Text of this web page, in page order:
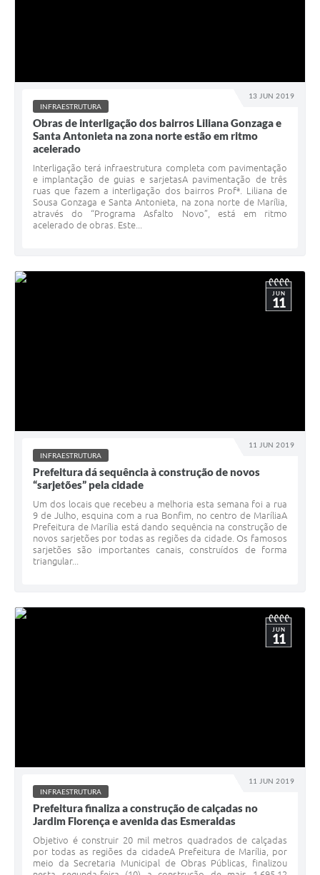
13 JUN 2019
INFRAESTRUTURA
Obras de interligação dos bairros Liliana Gonzaga e
Santa Antonieta na zona norte estão em ritmo
acelerado
Interligação terá infraestrutura completa com pavimentação
e implantação de guias e sarjetasA pavimentação de três
ruas que fazem a interligação dos bairros Profª. Liliana de
Sousa Gonzaga e Santa Antonieta, na zona norte de Marília,
através do “Programa Asfalto Novo”, está em ritmo
acelerado de obras. Este...
11 JUN 2019
JUN
11
INFRAESTRUTURA
Prefeitura dá sequência à construção de novos
“sarjetões” pela cidade
Um dos locais que recebeu a melhoria esta semana foi a rua
9 de Julho, esquina com a rua Bonfim, no centro de MaríliaA
Prefeitura de Marília está dando sequência na construção de
novos sarjetões por todas as regiões da cidade. Os famosos
sarjetões são importantes canais, construídos de forma
triangular...
11 JUN 2019
JUN
11
INFRAESTRUTURA
Prefeitura finaliza a construção de calçadas no
Jardim Florença e avenida das Esmeraldas
Objetivo é construir 20 mil metros quadrados de calçadas
por todas as regiões da cidadeA Prefeitura de Marília, por
meio da Secretaria Municipal de Obras Públicas, finalizou